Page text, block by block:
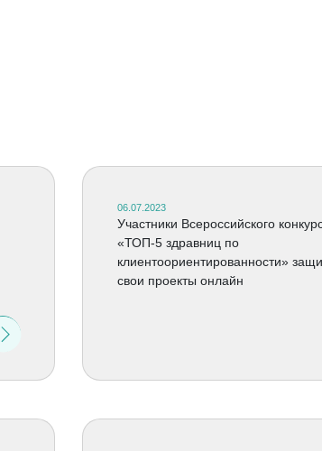
06.07.2023
Участники Всероссийского
«ТОП-5 здравниц по
клиентоориентированности»
свои проекты онлайн